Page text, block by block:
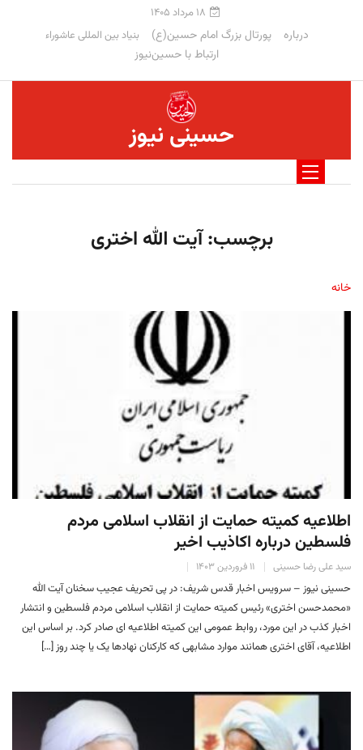
۱۸ مرداد ۱۴۰۵
درباره پورتال بزرگ امام حسین(ع) بنیاد بین المللی عاشوراء
ارتباط با حسین‌نیوز
حسینی نیوز
برچسب:آیت الله اختری
خانه
اطلاعیه کمیته حمایت از انقلاب اسلامی مردم
فلسطین درباره اکاذیب اخیر
سید علی رضا حسینی ۱۱ فروردین ۱۴۰۳
حسینی نیوز – سرویس اخبار قدس شریف: در پی تحریف عجیب سخنان آیت الله
«محمدحسن اختری» رئیس کمیته حمایت از انقلاب اسلامی مردم فلسطین و انتشار
اخبار کذب در این مورد، روابط عمومی این کمیته اطلاعیه ای صادر کرد. بر اساس این
اطلاعیه، آقای اختری همانند موارد مشابهی که کارکنان نهادها یک یا چند روز […]